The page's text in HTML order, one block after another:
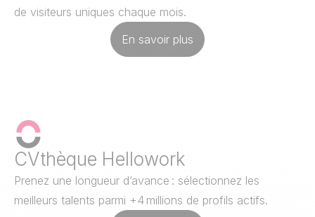
de visiteurs uniques chaque mois.
En savoir plus
CVthèque Hellowork
Prenez une longueur d’avance : sélectionnez les
meilleurs talents parmi +4 millions de profils actifs.